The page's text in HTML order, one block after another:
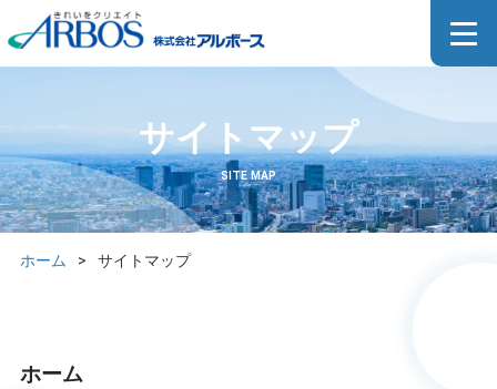
サイトマップ
SITE MAP
ホーム > サイトマップ
ホーム